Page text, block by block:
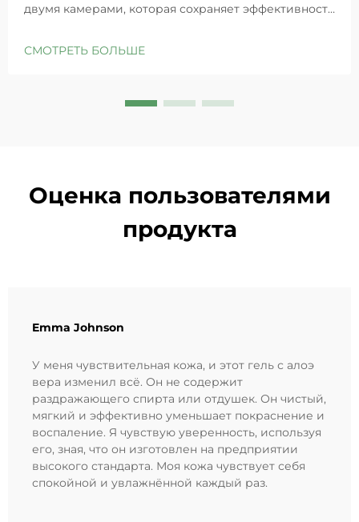
двумя камерами, которая сохраняет эффективность
восстанавливает барьеры чувствительной кожи.
СМОТРЕТЬ БОЛЬШЕ
Оценка пользователями
продукта
Emma Johnson
У меня чувствительная кожа, и этот гель с алоэ
вера изменил всё. Он не содержит
раздражающего спирта или отдушек. Он чистый,
мягкий и эффективно уменьшает покраснение и
воспаление. Я чувствую уверенность, используя
его, зная, что он изготовлен на предприятии
высокого стандарта. Моя кожа чувствует себя
спокойной и увлажнённой каждый раз.